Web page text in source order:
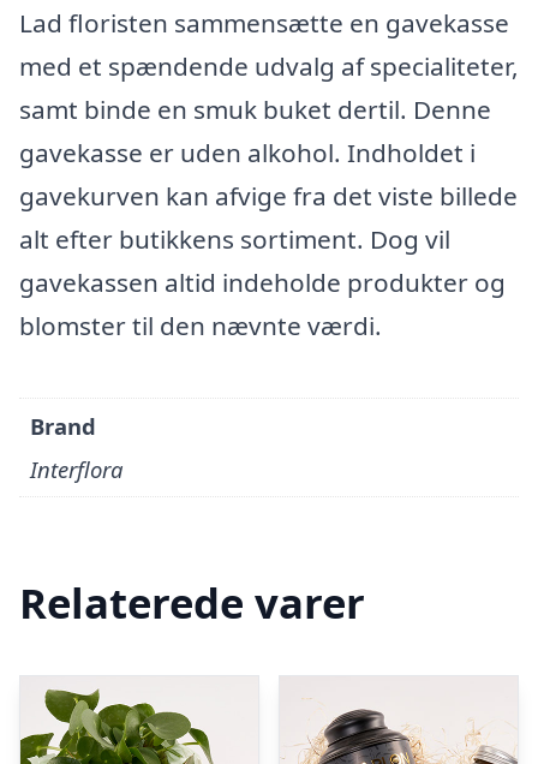
Lad floristen sammensætte en gavekasse
med et spændende udvalg af specialiteter,
samt binde en smuk buket dertil. Denne
gavekasse er uden alkohol. Indholdet i
gavekurven kan afvige fra det viste billede
alt efter butikkens sortiment. Dog vil
gavekassen altid indeholde produkter og
blomster til den nævnte værdi.
Brand
Interflora
Relaterede varer